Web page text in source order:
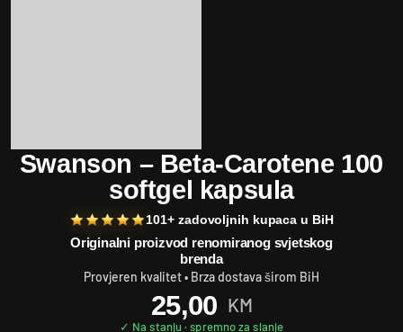
Swanson – Beta-Carotene 100
softgel kapsula
101+ zadovoljnih kupaca u BiH
Originalni proizvod renomiranog svjetskog
brenda
Provjeren kvalitet • Brza dostava širom BiH
25,00 KM